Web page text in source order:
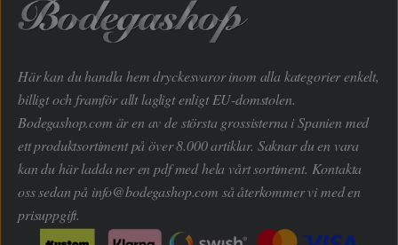
Här kan du handla hem dryckesvaror inom alla kategorier enkelt,
billigt och framför allt lagligt enligt EU-domstolen.
Bodegashop.com är en av de största grossisterna i Spanien med
ett produktsortiment på över 8.000 artiklar. Saknar du en vara
kan du här ladda ner en pdf med hela vårt sortiment. Kontakta
oss sedan på info@bodegashop.com så återkommer vi med en
prisuppgift.